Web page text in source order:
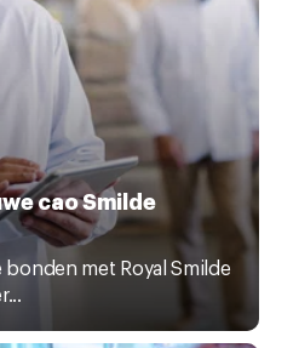
cao Smilde
met Royal Smilde